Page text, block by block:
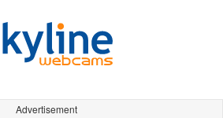
Advertisement